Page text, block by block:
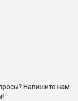
Напишите нам